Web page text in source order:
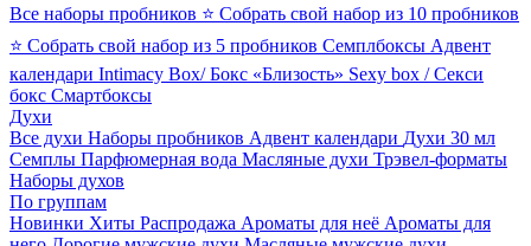
Все наборы пробников ⭐ Собрать свой набор из 10 пробников
⭐ Собрать свой набор из 5 пробников Семплбоксы Адвент
календари Intimacy Box/ Бокс «Близость» Sexy box / Секси
бокс Смартбоксы
Духи
Все духи Наборы пробников Адвент календари Духи 30 мл
Семплы Парфюмерная вода Масляные духи Трэвел-форматы
Наборы духов
По группам
Новинки Хиты Распродажа Ароматы для неё Ароматы для